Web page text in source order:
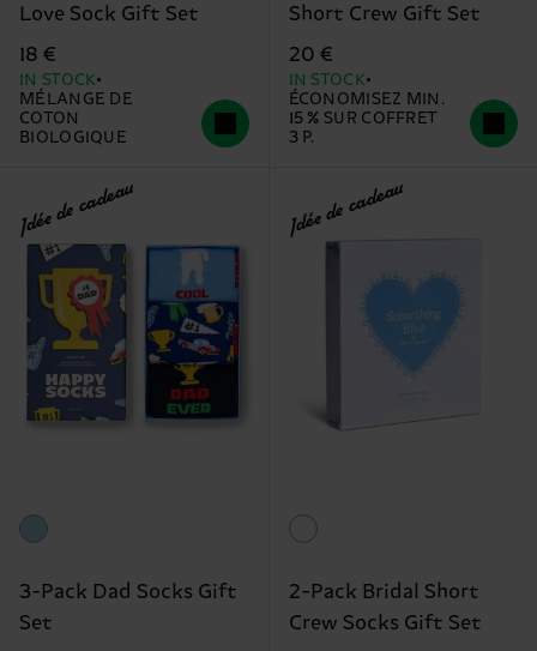
Love Sock Gift Set
18 €
IN STOCK
MÉLANGE DE
COTON
BIOLOGIQUE
Short Crew Gift Set
20 €
IN STOCK
ÉCONOMISEZ MIN.
15 % SUR COFFRET
3 P.
Idée de cadeau
3-Pack Dad Socks Gift
Set
Idée de cadeau
2-Pack Bridal Short
Crew Socks Gift Set